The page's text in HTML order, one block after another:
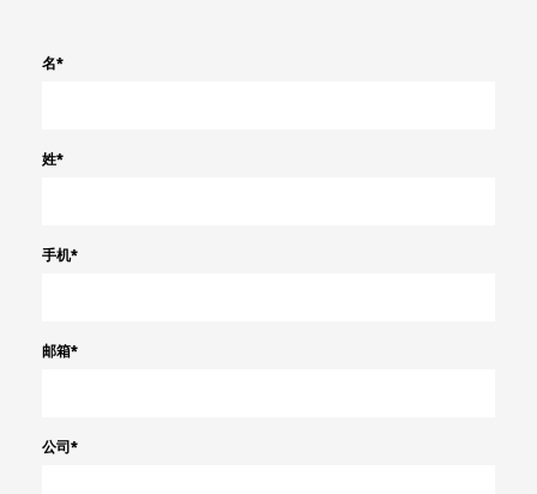
名*
姓*
手机*
邮箱*
公司 *